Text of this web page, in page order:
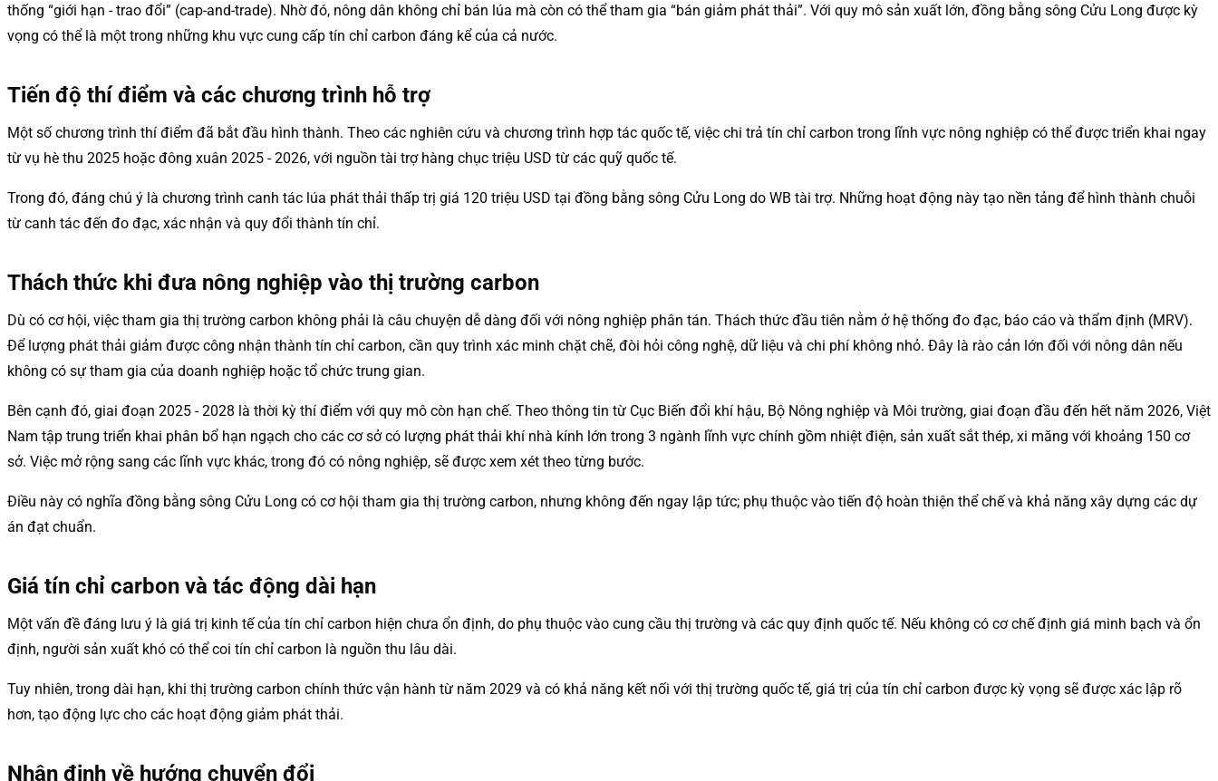
thống “giới hạn - trao đổi” (cap-and-trade). Nhờ đó, nông dân không chỉ bán lúa mà còn có thể tham gia “bán giảm phát thải”. Với quy mô sản xuất lớn, đồng bằng sông Cửu Long được kỳ
vọng có thể là một trong những khu vực cung cấp tín chỉ carbon đáng kể của cả nước.
Tiến độ thí điểm và các chương trình hỗ trợ
Một số chương trình thí điểm đã bắt đầu hình thành. Theo các nghiên cứu và chương trình hợp tác quốc tế, việc chi trả tín chỉ carbon trong lĩnh vực nông nghiệp có thể được triển khai ngay
từ vụ hè thu 2025 hoặc đông xuân 2025 - 2026, với nguồn tài trợ hàng chục triệu USD từ các quỹ quốc tế.
Trong đó, đáng chú ý là chương trình canh tác lúa phát thải thấp trị giá 120 triệu USD tại đồng bằng sông Cửu Long do WB tài trợ. Những hoạt động này tạo nền tảng để hình thành chuỗi
từ canh tác đến đo đạc, xác nhận và quy đổi thành tín chỉ.
Thách thức khi đưa nông nghiệp vào thị trường carbon
Dù có cơ hội, việc tham gia thị trường carbon không phải là câu chuyện dễ dàng đối với nông nghiệp phân tán. Thách thức đầu tiên nằm ở hệ thống đo đạc, báo cáo và thẩm định (MRV).
Để lượng phát thải giảm được công nhận thành tín chỉ carbon, cần quy trình xác minh chặt chẽ, đòi hỏi công nghệ, dữ liệu và chi phí không nhỏ. Đây là rào cản lớn đối với nông dân nếu
không có sự tham gia của doanh nghiệp hoặc tổ chức trung gian.
Bên cạnh đó, giai đoạn 2025 - 2028 là thời kỳ thí điểm với quy mô còn hạn chế. Theo thông tin từ Cục Biến đổi khí hậu, Bộ Nông nghiệp và Môi trường, giai đoạn đầu đến hết năm 2026, Việt
Nam tập trung triển khai phân bổ hạn ngạch cho các cơ sở có lượng phát thải khí nhà kính lớn trong 3 ngành lĩnh vực chính gồm nhiệt điện, sản xuất sắt thép, xi măng với khoảng 150 cơ
sở. Việc mở rộng sang các lĩnh vực khác, trong đó có nông nghiệp, sẽ được xem xét theo từng bước.
Điều này có nghĩa đồng bằng sông Cửu Long có cơ hội tham gia thị trường carbon, nhưng không đến ngay lập tức; phụ thuộc vào tiến độ hoàn thiện thể chế và khả năng xây dựng các dự
án đạt chuẩn.
Giá tín chỉ carbon và tác động dài hạn
Một vấn đề đáng lưu ý là giá trị kinh tế của tín chỉ carbon hiện chưa ổn định, do phụ thuộc vào cung cầu thị trường và các quy định quốc tế. Nếu không có cơ chế định giá minh bạch và ổn
định, người sản xuất khó có thể coi tín chỉ carbon là nguồn thu lâu dài.
Tuy nhiên, trong dài hạn, khi thị trường carbon chính thức vận hành từ năm 2029 và có khả năng kết nối với thị trường quốc tế, giá trị của tín chỉ carbon được kỳ vọng sẽ được xác lập rõ
hơn, tạo động lực cho các hoạt động giảm phát thải.
Nhận định về hướng chuyển đổi